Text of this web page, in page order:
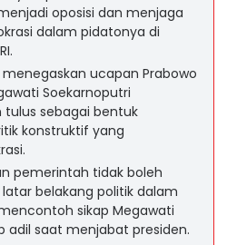
oposisi dan menjaga
dalam pidatonya di
ucapan Prabowo
Soekarnoputri
sebagai bentuk
konstruktif yang
pemerintah tidak boleh
belakang politik dalam
sikap Megawati
adil saat menjabat presiden.